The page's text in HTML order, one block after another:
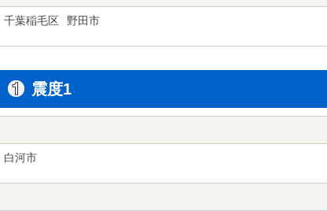
千葉稲毛区 野田市
震度1
白河市